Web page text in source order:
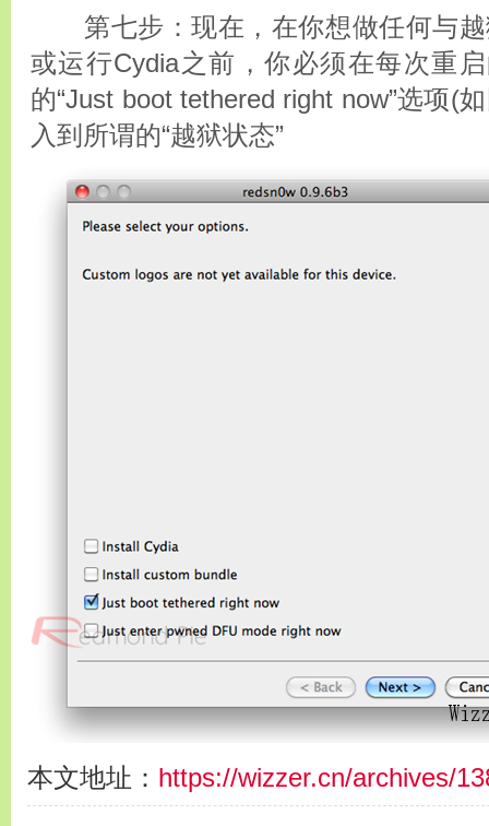
第七步：现在，在你想做任何与越
或运行Cydia之前，你必须在每次重
的“Just boot tethered right now”选项(
入到所谓的“越狱状态”
本文地址： https://wizzer.cn/archives/